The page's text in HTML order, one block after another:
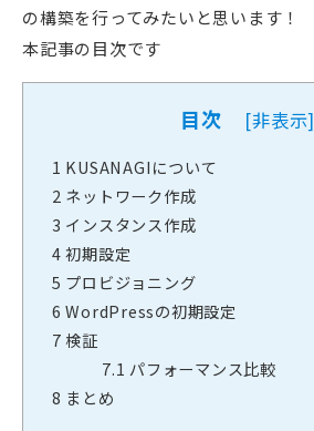
の構築を行ってみたいと思います！
本記事の目次です
目次 [非表示]
1 KUSANAGIについて
2 ネットワーク作成
3 インスタンス作成
4初期設定
5 プロビジョニング
6 WordPressの初期設定
7検証
7.1 パフォーマンス比較
8 まとめ